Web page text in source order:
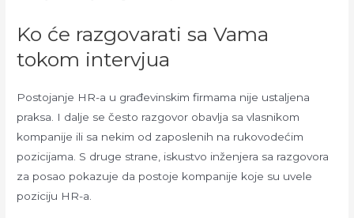
Ko će razgovarati sa Vama
tokom intervjua
Postojanje HR-a u građevinskim firmama nije ustaljena
praksa. I dalje se često razgovor obavlja sa vlasnikom
kompanije ili sa nekim od zaposlenih na rukovodećim
pozicijama. S druge strane, iskustvo inženjera sa razgovora
za posao pokazuje da postoje kompanije koje su uvele
poziciju HR-a.